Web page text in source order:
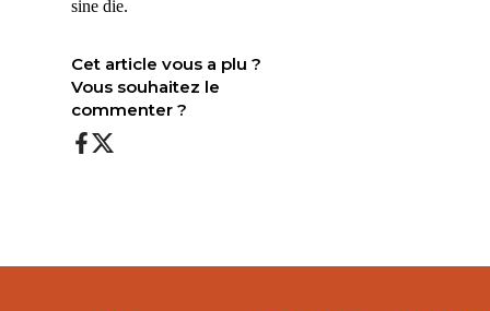
sine die.
Cet article vous a plu ?
Vous souhaitez le
commenter ?